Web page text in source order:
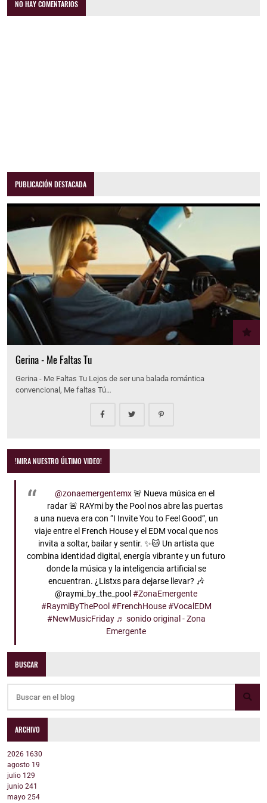
NO HAY COMENTARIOS
PUBLICACIÓN DESTACADA
Gerina - Me Faltas Tu
Gerina - Me Faltas Tu Lejos de ser una balada romántica
convencional, Me faltas Tú…
!MIRA NUESTRO ÚLTIMO VIDEO!
@zonaemergentemx🚨 Nueva música en el
radar 🚨 RAYmi by the Pool nos abre las puertas
a una nueva era con “I Invite You to Feel Good”, un
viaje entre el French House y el EDM vocal que nos
invita a soltar, bailar y sentir. ✨🐱 Un artista que
combina identidad digital, energía vibrante y un futuro
donde la música y la inteligencia artificial se
encuentran. ¿Listxs para dejarse llevar? 🎶
@raymi_by_the_pool#ZonaEmergente
#RaymiByThePool #FrenchHouse #VocalEDM
#NewMusicFriday ♬ sonido original - Zona
Emergente
BUSCAR
ARCHIVO
2026 1630
agosto 19
julio 129
junio 241
mayo 254